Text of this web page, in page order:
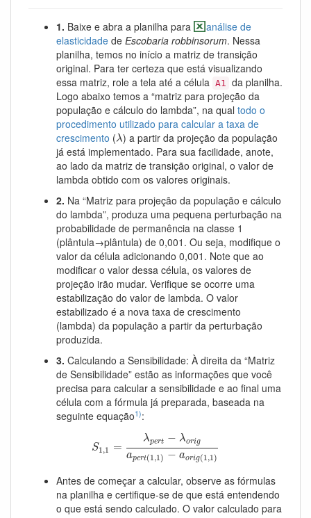
1. Baixe e abra a planilha para
análise de
elasticidade de Escobaria robbinsorum. Nessa
planilha, temos no início a matriz de transição
original. Para ter certeza que está visualizando
essa matriz, role a tela até a célula A1 da planilha.
Logo abaixo temos a “matriz para projeção da
população e cálculo do lambda”, na qual todo o
procedimento utilizado para calcular a taxa de
crescimento (λλ) a partir da projeção da população
já está implementado. Para sua facilidade, anote,
ao lado da matriz de transição original, o valor de
lambda obtido com os valores originais.
2. Na “Matriz para projeção da população e cálculo
do lambda”, produza uma pequena perturbação na
probabilidade de permanência na classe 1
(plântula→plântula) de 0,001. Ou seja, modifique o
valor da célula adicionando 0,001. Note que ao
modificar o valor dessa célula, os valores de
projeção irão mudar. Verifique se ocorre uma
estabilização do valor de lambda. O valor
estabilizado é a nova taxa de crescimento
(lambda) da população a partir da perturbação
produzida.
3. Calculando a Sensibilidade: À direita da “Matriz
de Sensibilidade” estão as informações que você
precisa para calcular a sensibilidade e ao final uma
célula com a fórmula já preparada, baseada na
seguinte equação1):
S1,1 =
λpert − λorig
apert(1,1) − aorig(1,1)
rt ga
Antes de começar a calcular, observe as fórmulas
na planilha e certifique-se de que está entendendo
o que está sendo calculado. O valor calculado para